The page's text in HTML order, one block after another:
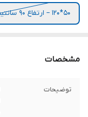
50*120 – ارتفاع 90 سانتیمتر بدنه استیل ضد زنگ
مشخصات
توضیحات